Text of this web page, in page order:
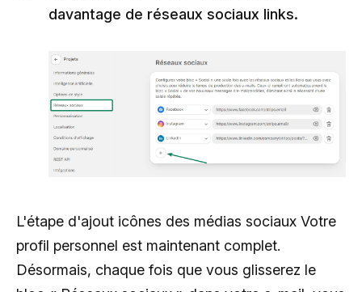
davantage de réseaux sociaux links.
L'étape d'ajout icônes des médias sociaux Votre
profil personnel est maintenant complet.
Désormais, chaque fois que vous glisserez le